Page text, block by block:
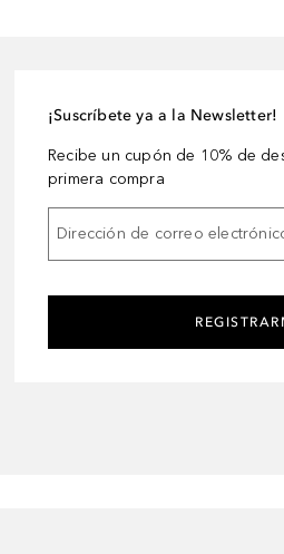
¡Suscríbete ya a la Newsletter!
Recibe un cupón de 10% de
primera compra
Dirección de correo